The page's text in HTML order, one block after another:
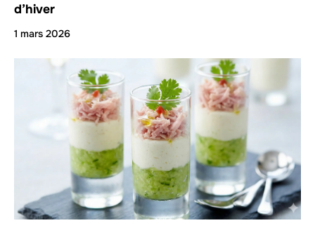
d’hiver
1 mars 2026